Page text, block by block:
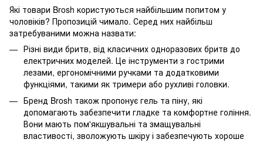
Які товари Brosh користуються найбільшим попитом у
чоловіків? Пропозицій чимало. Серед них найбільш
затребуваними можна назвати:
Різні види бритв, від класичних одноразових бритв до
електричних моделей. Це інструменти з гострими
лезами, ергономічними ручками та додатковими
функціями, такими як тримери або рухливі головки.
Бренд Brosh також пропонує гель та піну, які
допомагають забезпечити гладке та комфортне гоління.
Вони мають пом'якшувальні та змащувальні
властивості, зволожують шкіру і забезпечують хороше